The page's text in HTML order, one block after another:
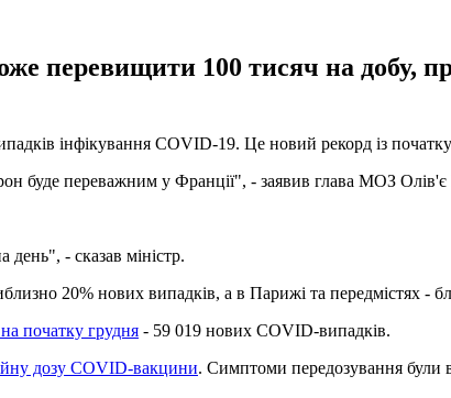
перевищити 100 тисяч на добу,
інфікування COVID-19. Це новий рекорд із
буде переважним у Франції", - заявив глава МОЗ
- сказав міністр.
20% нових випадків, а в Парижі та передмістях -
на початку грудня - 59 019 нових COVID-випадків.
дозу COVID-вакцини. Симптоми передозування були